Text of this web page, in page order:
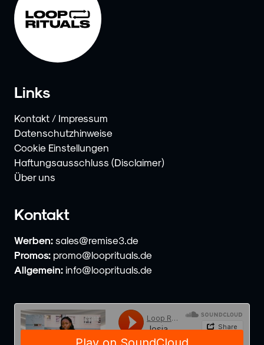
Links
Kontakt / Impressum
Datenschutzhinweise
Cookie Einstellungen
Haftungsausschluss (Disclaimer)
Über uns
Kontakt
Werben: sales@remise3.de
Promos: promo@looprituals.de
Allgemein: info@looprituals.de